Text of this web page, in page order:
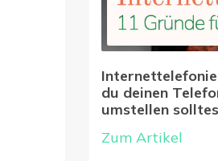
du deinen
umstellen
Zum Artikel